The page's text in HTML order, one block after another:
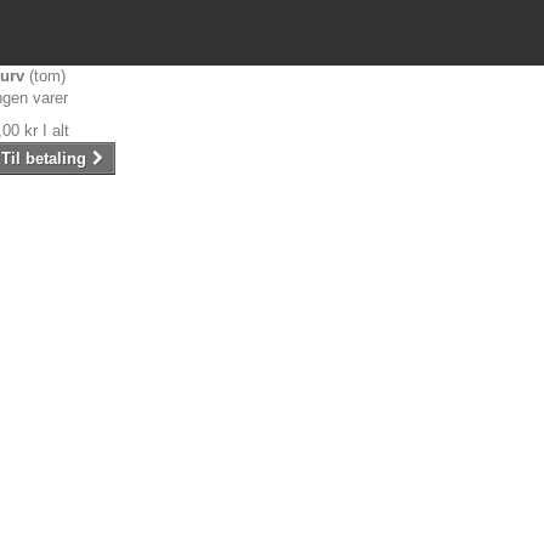
(tom)
varer
kr
I alt
Til betaling